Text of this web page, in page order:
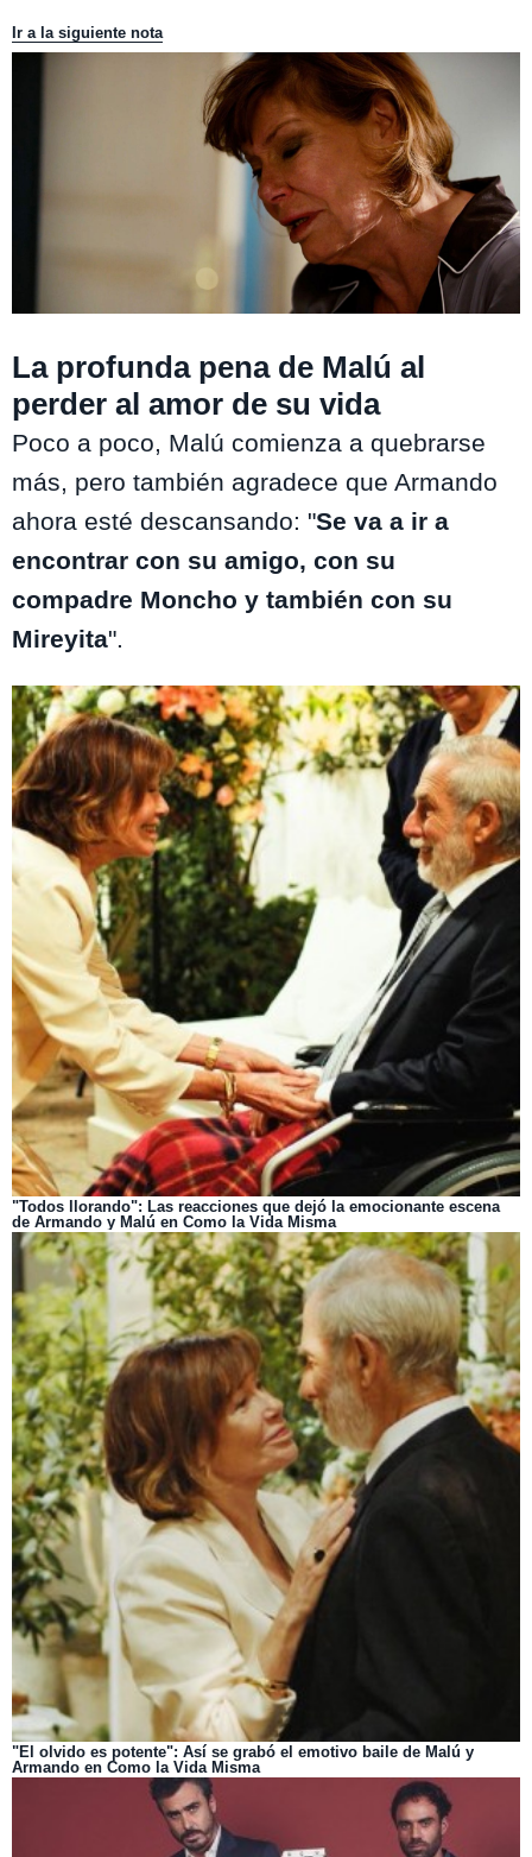
Ir a la siguiente nota
La profunda pena de Malú al
perder al amor de su vida
Poco a poco, Malú comienza a quebrarse
más, pero también agradece que Armando
ahora esté descansando: "Se va a ir a
encontrar con su amigo, con su
compadre Moncho y también con su
Mireyita".
"Todos llorando": Las reacciones que dejó la emocionante escena
de Armando y Malú en Como la Vida Misma
"El olvido es potente": Así se grabó el emotivo baile de Malú y
Armando en Como la Vida Misma